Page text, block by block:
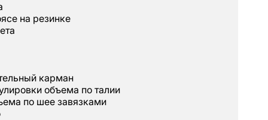
на резинке
карман
объема по талии
по шее завязками